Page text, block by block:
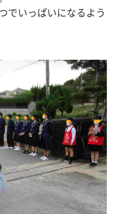
でいっぱいになるよう